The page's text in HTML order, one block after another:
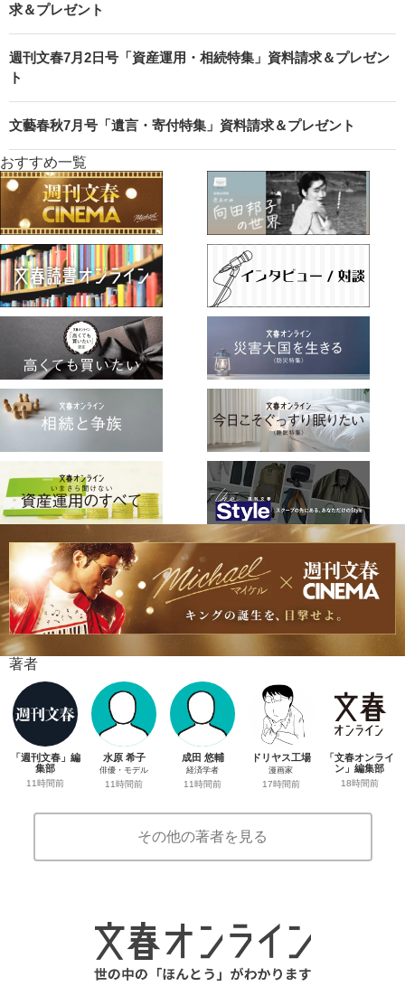
求＆プレゼント
週刊文春7月2日号「資産運用・相続特集」資料請求＆プレゼン
ト
文藝春秋7月号「遺言・寄付特集」資料請求＆プレゼント
おすすめ一覧
著者
「週刊文春」編
集部
11時間前
水原 希子
俳優・モデル
11時間前
成田 悠輔
経済学者
11時間前
ドリヤス工場
漫画家
17時間前
「文春オンライ
ン」編集部
18時間前
その他の著者を見る